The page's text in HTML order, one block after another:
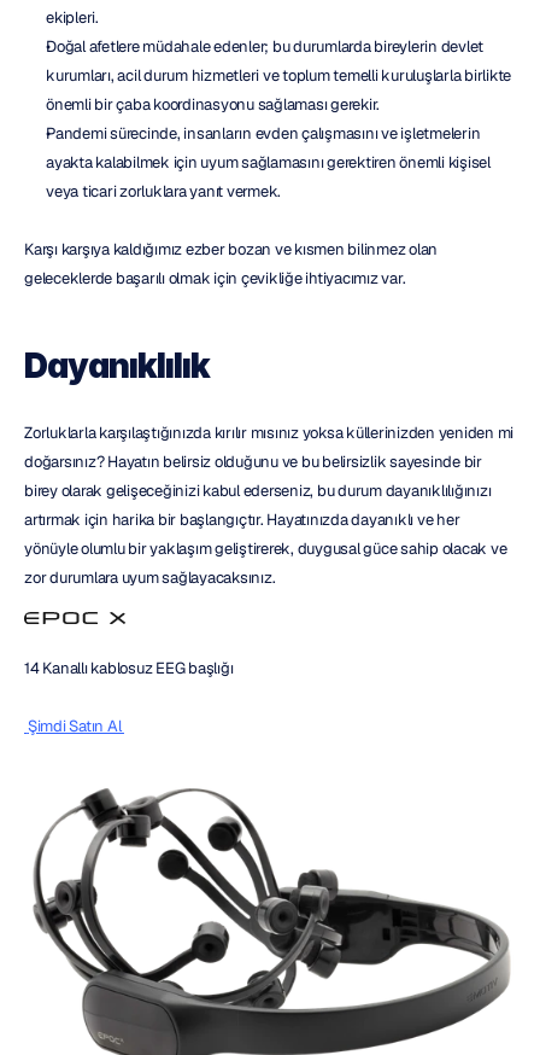
ekipleri.
Doğal afetlere müdahale edenler; bu durumlarda bireylerin devlet
kurumları, acil durum hizmetleri ve toplum temelli kuruluşlarla birlikte
önemli bir çaba koordinasyonu sağlaması gerekir.
Pandemi sürecinde, insanların evden çalışmasını ve işletmelerin
ayakta kalabilmek için uyum sağlamasını gerektiren önemli kişisel
veya ticari zorluklara yanıt vermek.
Karşı karşıya kaldığımız ezber bozan ve kısmen bilinmez olan
geleceklerde başarılı olmak için çevikliğe ihtiyacımız var.
Dayanıklılık
Zorluklarla karşılaştığınızda kırılır mısınız yoksa küllerinizden yeniden mi
doğarsınız? Hayatın belirsiz olduğunu ve bu belirsizlik sayesinde bir
birey olarak gelişeceğinizi kabul ederseniz, bu durum dayanıklılığınızı
artırmak için harika bir başlangıçtır. Hayatınızda dayanıklı ve her
yönüyle olumlu bir yaklaşım geliştirerek, duygusal güce sahip olacak ve
zor durumlara uyum sağlayacaksınız.
14 Kanallı kablosuz EEG başlığı
Şimdi Satın Al